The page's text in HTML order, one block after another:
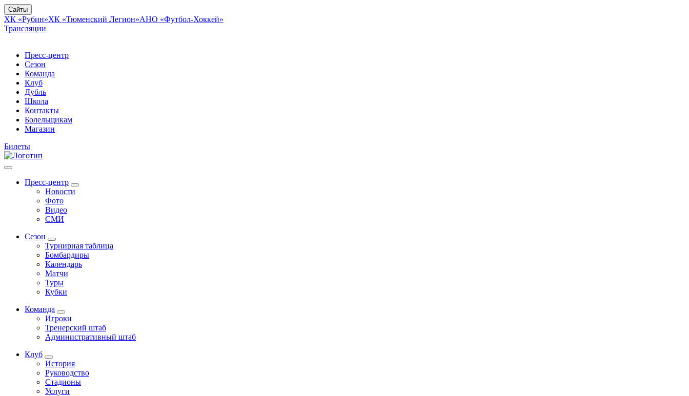
Сайты
ХК «Рубин»ХК «Тюменский Легион»АНО «Футбол-Хоккей»
Трансляции
Пресс-центр
Сезон
Команда
Клуб
Дубль
Школа
Контакты
Болельщикам
Магазин
Билеты
Пресс-центр
Новости
Фото
Видео
СМИ
Сезон
Турнирная таблица
Бомбардиры
Календарь
Матчи
Туры
Кубки
Команда
Игроки
Тренерский штаб
Административный штаб
Клуб
История
Руководство
Стадионы
Услуги